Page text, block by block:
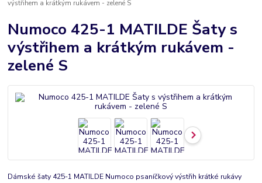
výstřihem a krátkým rukávem - zelené S
Numoco 425-1 MATILDE Šaty s
výstřihem a krátkým rukávem -
zelené S
Dámské šaty 425-1 MATILDE Numoco psaníčkový výstřih krátké rukávy